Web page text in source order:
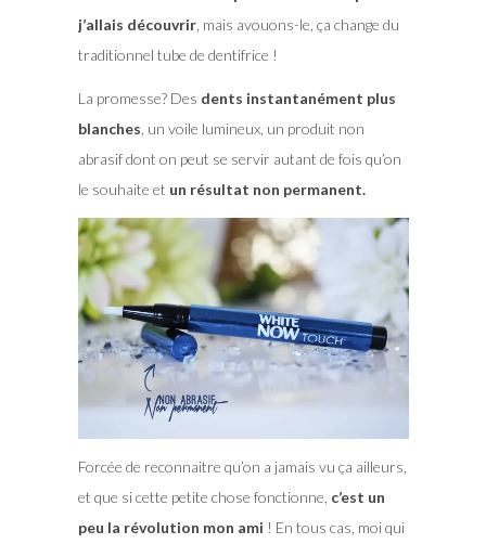
j’allais découvrir, mais avouons-le, ça change du
traditionnel tube de dentifrice !
La promesse? Des dents instantanément plus
blanches , un voile lumineux, un produit non
abrasif dont on peut se servir autant de fois qu’on
le souhaite et un résultat non permanent.
Forcée de reconnaitre qu’on a jamais vu ça ailleurs,
et que si cette petite chose fonctionne, c’est un
peu la révolution mon ami ! En tous cas, moi qui